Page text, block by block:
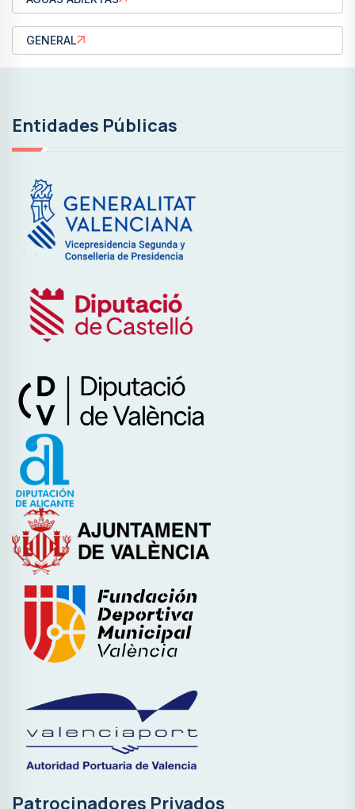
GENERAL
Entidades Públicas
Patrocinadores Privados